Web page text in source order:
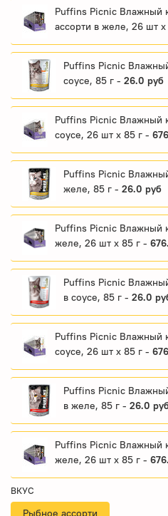
Puffins Picnic Влажный
ассорти в желе, 26 шт x
Puffins Picnic
соусе, 85 г - 26.0 руб
Puffins Picnic Влажный
соусе, 26 шт x 85 г -
Puffins Picnic
желе, 85 г - 26.0 руб
Puffins Picnic Влажный
желе, 26 шт x 85 г -
Puffins Picnic
в соусе, 85 г - 26.0
Puffins Picnic Влажный
соусе, 26 шт x 85 г -
Puffins Picnic
в желе, 85 г - 26.0
Puffins Picnic Влажный
желе, 26 шт x 85 г -
ВКУС
Рыбное ассорти